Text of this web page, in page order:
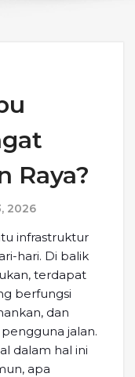
Raya?
2026
infrastruktur
hari. Di balik
terdapat
berfungsi
dan
jalan.
dalam hal ini
apa